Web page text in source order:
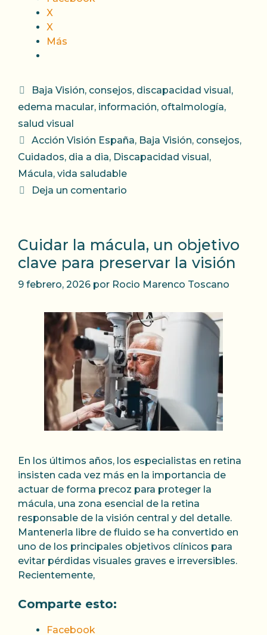
X
X
Más
Categorías
Baja Visión, consejos, discapacidad visual ,
edema macular, información, oftalmología,
salud visual
Etiquetas
Acción Visión España, Baja Visión, consejos,
Cuidados, dia a dia, Discapacidad visual ,
Mácula, vida saludable
Deja un comentario
Cuidar la mácula, un objetivo
clave para preservar la visión
9 febrero, 2026 por Rocio Marenco Toscano
En los últimos años, los especialistas en retina
insisten cada vez más en la importancia de
actuar de forma precoz para proteger la
mácula, una zona esencial de la retina
responsable de la visión central y del detalle.
Mantenerla libre de fluido se ha convertido en
uno de los principales objetivos clínicos para
evitar pérdidas visuales graves e irreversibles.
Recientemente,
Comparte esto:
Facebook